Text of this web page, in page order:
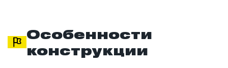
Особенности
конструкции